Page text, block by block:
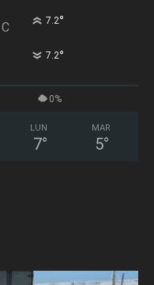
C 7.2°
7.2°
0%
LUN
7°
MAR
5°